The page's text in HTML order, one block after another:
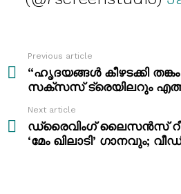
more
Previous article
“ഹൃദയങ്ങൾ കീഴടക്കി
സക്‌സസ് ട്രെയിലറും
Next article
ഡ്രൈവിംഗ് ലൈസൻസ്
‘മേം ഖിലാടി’ ഗാനവും;